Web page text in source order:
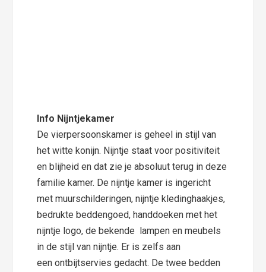
Info Nijntjekamer
De vierpersoonskamer is geheel in stijl van
het witte konijn. Nijntje staat voor positiviteit
en blijheid en dat zie je absoluut terug in deze
familie kamer. De nijntje kamer is ingericht
met muurschilderingen, nijntje kledinghaakjes,
bedrukte beddengoed, handdoeken met het
nijntje logo, de bekende lampen en meubels
in de stijl van nijntje. Er is zelfs aan
een ontbijtservies gedacht. De twee bedden